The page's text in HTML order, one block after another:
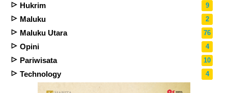
Hukrim 9
Maluku 2
Maluku Utara 76
Opini 4
Pariwisata 10
Technology 4